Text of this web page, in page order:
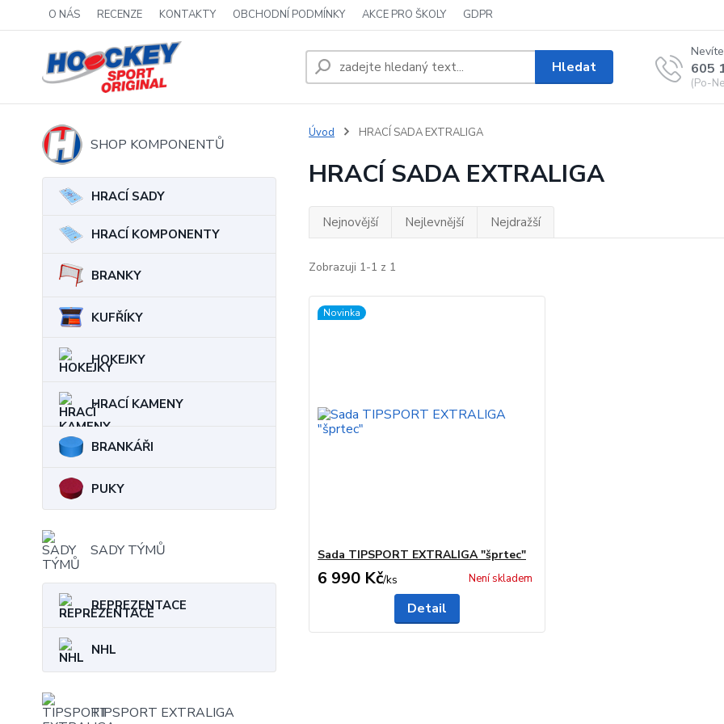
O NÁS RECENZE KONTAKTY OBCHODNÍ PODMÍNKY AKCE PRO ŠKOLY GDPR
Hledat 605
(Po-
SHOP KOMPONENTŮ
HRACÍ SADY
HRACÍ KOMPONENTY
BRANKY
KUFŘÍKY
HOKEJKY
HRACÍ KAMENY
BRANKÁŘI
PUKY
SADY TÝMŮ
REPREZENTACE
NHL
TIPSPORT EXTRALIGA
Úvod HRACÍ SADA EXTRALIGA
HRACÍ SADA EXTRALIGA
Nejnovější Nejlevnější Nejdražší
Zobrazuji 1-1 z 1
Novinka
Sada TIPSPORT EXTRALIGA "šprtec"
6 990 Kč/ks Není skladem
Detail